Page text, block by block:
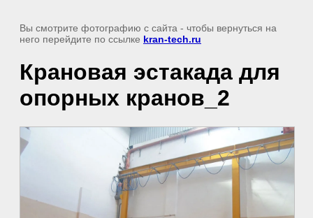
Вы смотрите фотографию с сайта - чтобы вернуться на
него перейдите по ссылке kran-tech.ru
Крановая эстакада для
опорных кранов_2